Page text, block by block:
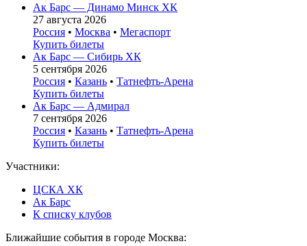
Ак Барс — Динамо Минск ХК
27 августа 2026
Россия • Москва • Мегаспорт
Купить билеты
Ак Барс — Сибирь ХК
5 сентября 2026
Россия • Казань • Татнефть-Арена
Купить билеты
Ак Барс — Адмирал
7 сентября 2026
Россия • Казань • Татнефть-Арена
Купить билеты
Участники:
ЦСКА ХК
Ак Барс
К списку клубов
Ближайшие события в городе Москва: